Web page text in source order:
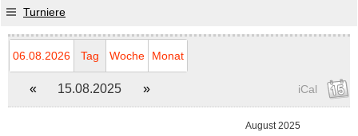
Turniere
06.08.2026 Tag Woche Monat
« 15.08.2025 » iCal
August 2025